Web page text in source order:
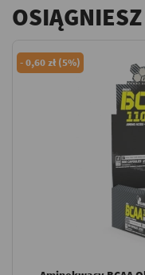
-0,60 zł (5%)